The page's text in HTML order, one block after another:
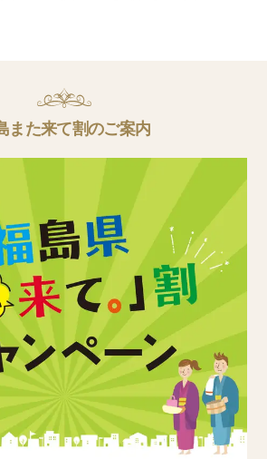
また来て割のご案内